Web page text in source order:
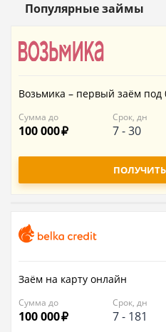
Популярные займы
Возьмика – первый заём под
Сумма до
100 000
Срок, дн
7-30
Заём на карту онлайн
Сумма до
100 000
Срок, дн
7- 181